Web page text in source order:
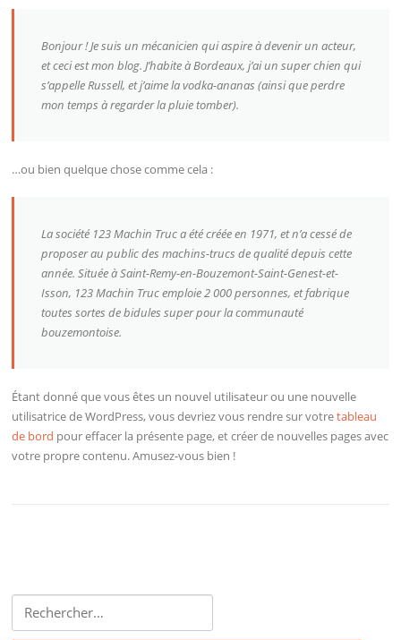
Bonjour ! Je suis un mécanicien qui aspire à devenir un acteur,
et ceci est mon blog. J’habite à Bordeaux, j’ai un super chien qui
s’appelle Russell, et j’aime la vodka-ananas (ainsi que perdre
mon temps à regarder la pluie tomber).
…ou bien quelque chose comme cela :
La société 123 Machin Truc a été créée en 1971, et n’a cessé de
proposer au public des machins-trucs de qualité depuis cette
année. Située à Saint-Remy-en-Bouzemont-Saint-Genest-et-
Isson, 123 Machin Truc emploie 2 000 personnes, et fabrique
toutes sortes de bidules super pour la communauté
bouzemontoise.
Étant donné que vous êtes un nouvel utilisateur ou une nouvelle
utilisatrice de WordPress, vous devriez vous rendre sur votretableau
de bord pour effacer la présente page, et créer de nouvelles pages avec
votre propre contenu. Amusez-vous bien !
Rechercher :